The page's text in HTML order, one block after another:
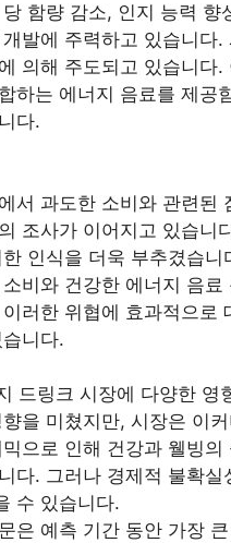
함량 감소, 인지 능력
발에 주력하고 있습니다
의해 주도되고 있습니다
하는 에너지 음료를 제공
다.
서 과도한 소비와 관련된
조사가 이어지고 있습
인식을 더욱 부추겼습
비와 건강한 에너지 음
러한 위협에 효과적으로
니다.
드링크 시장에 다양한
을 미쳤지만, 시장은 이
으로 인해 건강과 웰빙
다. 그러나 경제적 불확
수 있습니다.
은 예측 기간 동안 가장